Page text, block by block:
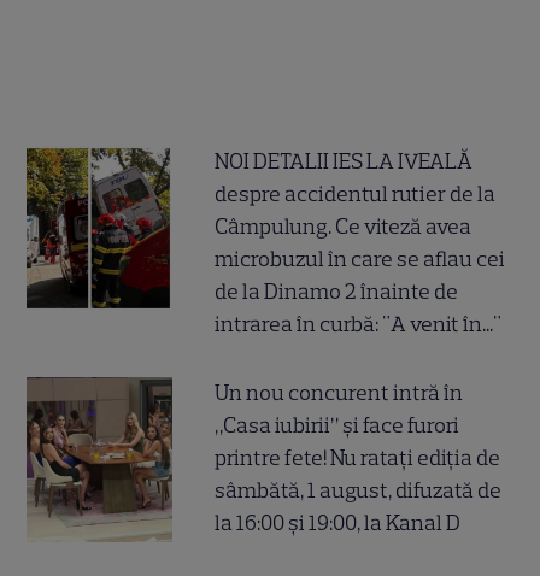
NOI DETALII IES LA IVEALĂ
despre accidentul rutier de la
Câmpulung. Ce viteză avea
microbuzul în care se aflau cei
de la Dinamo 2 înainte de
intrarea în curbă: "A venit în..."
Un nou concurent intră în
„Casa iubirii” și face furori
printre fete! Nu ratați ediția de
sâmbătă, 1 august, difuzată de
la 16:00 și 19:00, la Kanal D